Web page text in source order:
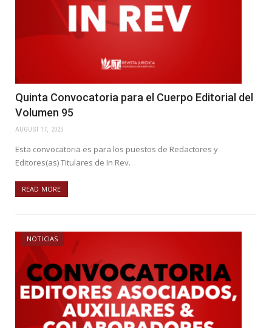
Quinta Convocatoria para el Cuerpo Editorial del
Volumen 95
AUGUST 17, 2025
Esta convocatoria es para los puestos de Redactores y
Editores(as) Titulares de In Rev.
READ MORE
NOTICIAS